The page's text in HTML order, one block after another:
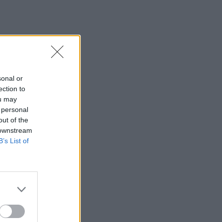
or
to
may
of the
List of